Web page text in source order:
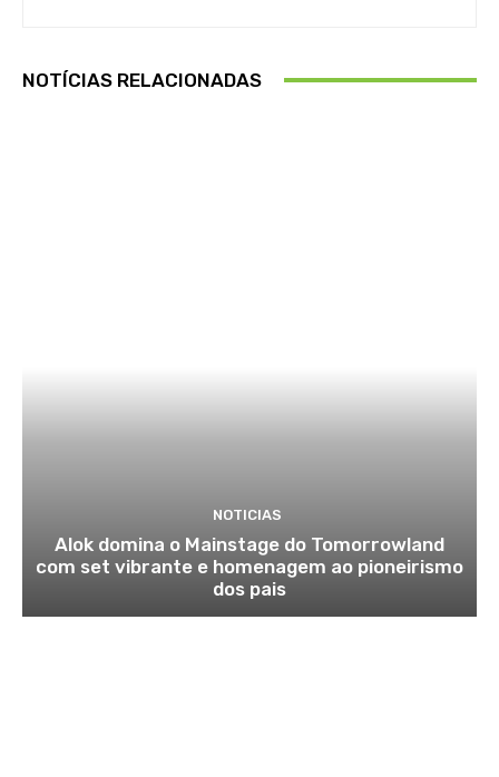
NOTÍCIAS RELACIONADAS
NOTICIAS
Alok domina o Mainstage do Tomorrowland
com set vibrante e homenagem ao pioneirismo
dos pais